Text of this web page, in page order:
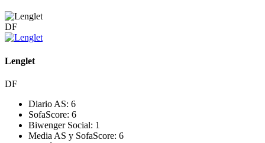
DF
Lenglet
DF
Diario AS: 6
SofaScore: 6
Biwenger Social: 1
Media AS y SofaScore: 6